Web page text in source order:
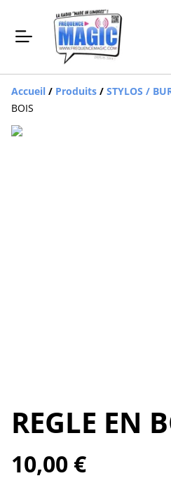
Accueil / Produits / STYLOS /
BOIS
REGLE EN
10,00 €